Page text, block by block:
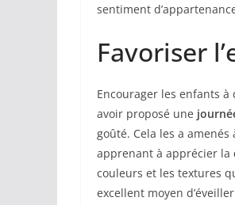
sentiment
Favoriser
Encourager les enfants
avoir proposé une
goûté. Cela les a
apprenant à apprécier la
couleurs et les textures
excellent moyen